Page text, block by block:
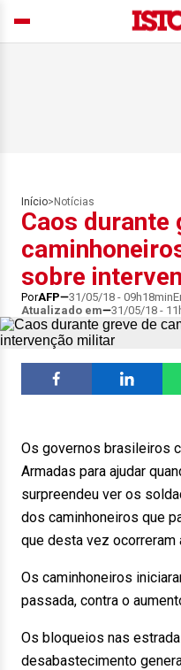
Início> Notícias
Caos durante
sobre
PorAFP 31/05/18 - 09h18min
Atualizado em
31/05/18 -
Os governos brasileiros
Armadas para ajudar
surpreendeu ver os
dos caminhoneiros que
que desta vez ocorreram
Os caminhoneiros
passada, contra o
Os bloqueios nas
desabastecimento